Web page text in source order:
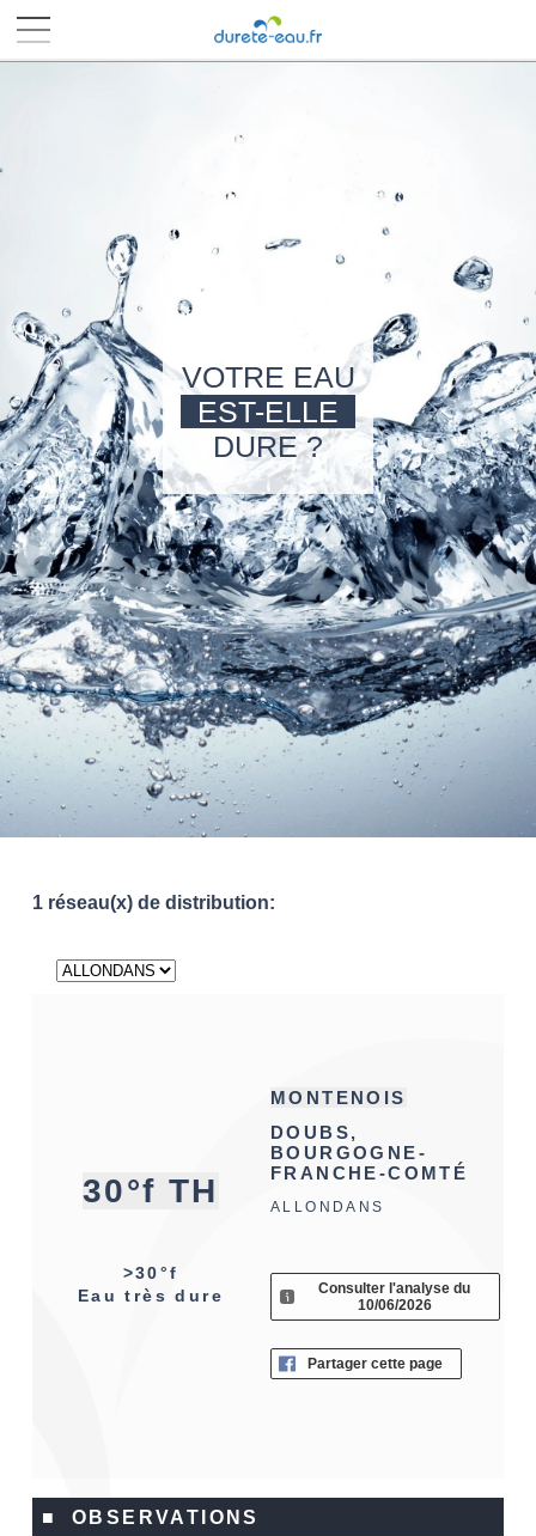
VOTRE EAU
EST-ELLE
DURE ?
1 réseau(x) de distribution:
30°f TH
>30°f
Eau très dure
MONTENOIS
DOUBS,
BOURGOGNE-
FRANCHE-COMTÉ
ALLONDANS
Consulter l'analyse du
10/06/2026
Partager cette page
■ OBSERVATIONS